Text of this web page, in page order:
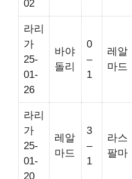
02
라리
가
25-
01-
26
바야
돌리
0
–
1
레알
마드
라리
가
25-
01-
20
레알
마드
3
–
1
라스
팔마